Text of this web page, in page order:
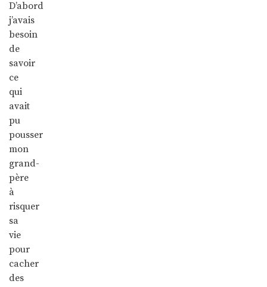
D’abord
j’avais
besoin
de
savoir
ce
qui
avait
pu
pousser
mon
grand-
père
à
risquer
sa
vie
pour
cacher
des